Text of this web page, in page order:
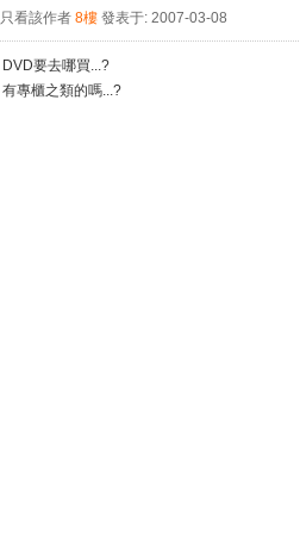
只看該作者 8樓 發表于: 2007-03-08
DVD要去哪買...?
有專櫃之類的嗎...?